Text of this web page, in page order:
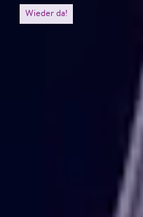
Wieder da!